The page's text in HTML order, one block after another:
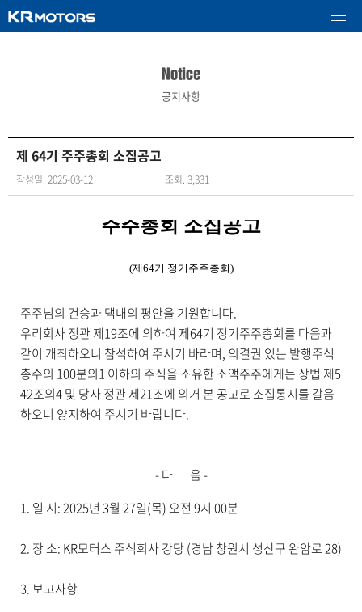
공지사항
제 64기 주주총회 소집공고
작성일. 2025-03-12 조회. 3,331
주주총회 소집공고
(제64기 정기주주총회)
주주님의 건승과 댁내의 평안을 기원합니다.
우리회사 정관 제19조에 의하여 제64기 정기주주총회를 다음과
같이 개최하오니 참석하여 주시기 바라며, 의결권 있는 발행주식
총수의 100분의1 이하의 주식을 소유한 소액주주에게는 상법 제5
42조의4및 당사 정관 제21조에 의거 본 공고로 소집통지를 갈음
하오니 양지하여 주시기 바랍니다.
-다 음-
1. 일 시: 2025년 3월 27일(목)오전 9시 00분
2. 장 소: KR모터스 주식회사 강당(경남 창원시 성산구 완암로28)
3.보고사항